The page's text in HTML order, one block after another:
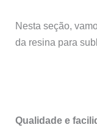
Nesta seção,
da resina para
Qualidade e